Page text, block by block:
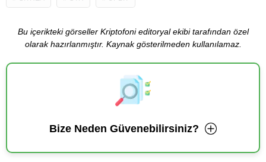
Bu içerikteki görseller Kriptofoni editoryal ekibi tarafından özel
olarak hazırlanmıştır. Kaynak gösterilmeden kullanılamaz.
Bize Neden Güvenebilirsiniz?